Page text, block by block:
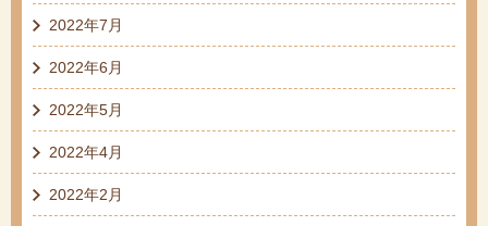
2022年7月
2022年6月
2022年5月
2022年4月
2022年2月